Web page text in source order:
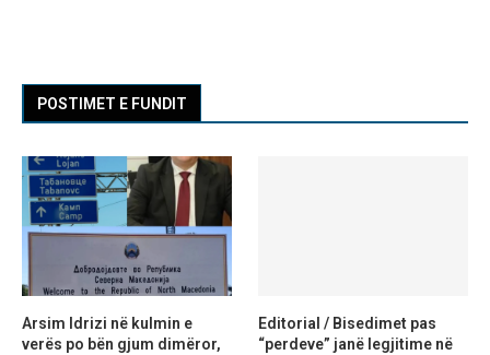
POSTIMET E FUNDIT
Arsim Idrizi në kulmin e
verës po bën gjum dimëror,
Editorial / Bisedimet pas
“perdeve” janë legjitime në